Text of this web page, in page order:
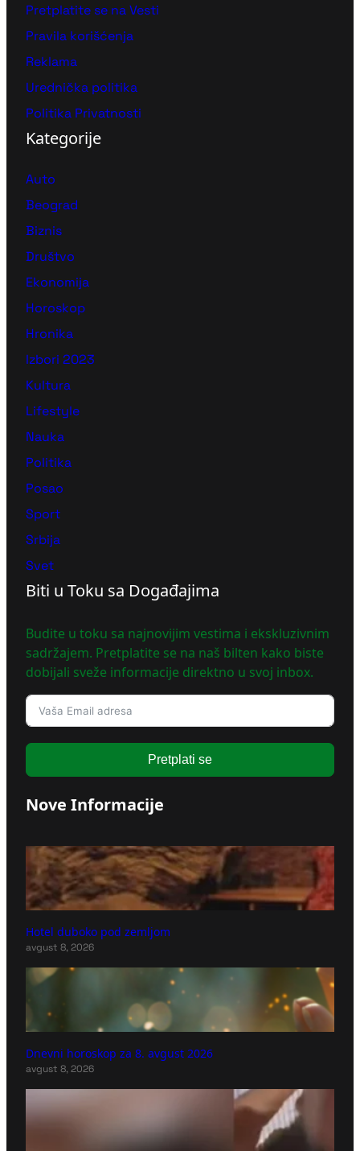
Pretplatite se na Vesti
Pravila korišćenja
Reklama
Urednička politika
Politika Privatnosti
Kategorije
Auto
Beograd
Biznis
Društvo
Ekonomija
Horoskop
Hronika
Izbori 2023
Kultura
Lifestyle
Nauka
Politika
Posao
Sport
Srbija
Svet
Biti u Toku sa Događajima
Budite u toku sa najnovijim vestima i ekskluzivnim
sadržajem. Pretplatite se na naš bilten kako biste
dobijali sveže informacije direktno u svoj inbox.
Pretplati se
Nove Informacije
Hotel duboko pod zemljom
avgust 8, 2026
Dnevni horoskop za 8. avgust 2026
avgust 8, 2026